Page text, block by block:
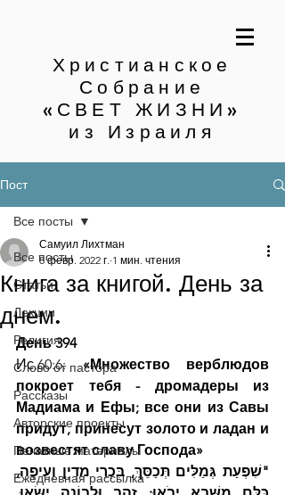
Христианское
Собрание
«СВЕТ ЖИЗНИ»
из Израиля
Пост
Все посты
Статьи
Лекции
Религия
Слово от пастора
Рассказы
Авторские проекты
Печатные материалы
Ежедневная рассылка
Все посты
Книга за книгой. День за
днем.
Самуил Лихтман
8 февр. 2022 г. 1 мин. чтения
День 394
Ис.60:6: «Множество верблюдов
покроет тебя - дромадеры из
Мадиама и Ефы; все они из Савы
придут, принесут золото и ладан и
возвестят славу Господа»
"שִׁפְעַת גְּמַלִּים תְּכַסֵּךְ, בִּכְרֵי מִדְיָן וְעֵיפָה,